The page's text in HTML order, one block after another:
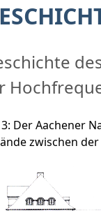
Der Aachener
zwischen